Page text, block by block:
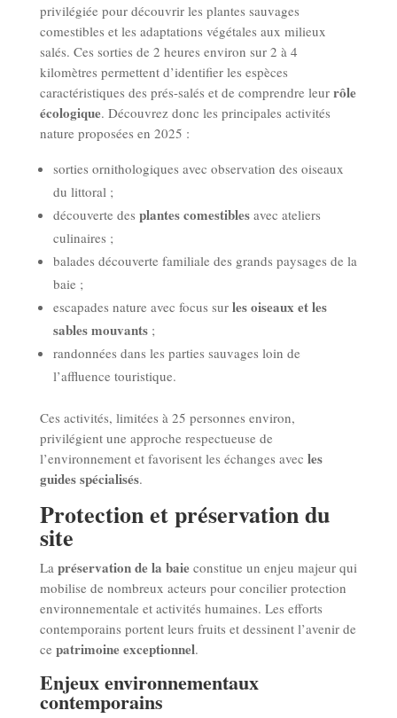
privilégiée pour découvrir les plantes sauvages
comestibles et les adaptations végétales aux milieux
salés. Ces sorties de 2 heures environ sur 2 à 4
kilomètres permettent d’identifier les espèces
caractéristiques des prés-salés et de comprendre leur rôle
écologique. Découvrez donc les principales activités
nature proposées en 2025 :
sorties ornithologiques avec observation des oiseaux
du littoral ;
découverte des plantes comestiblesavec ateliers
culinaires ;
balades découverte familiale des grands paysages de la
baie ;
escapades nature avec focus sur les oiseaux et les
sables mouvants;
randonnées dans les parties sauvages loin de
l’affluence touristique.
Ces activités, limitées à 25 personnes environ,
privilégient une approche respectueuse de
l’environnement et favorisent les échanges avec les
guides spécialisés.
Protection et préservation du
site
La préservation de la baie constitue un enjeu majeur qui
mobilise de nombreux acteurs pour concilier protection
environnementale et activités humaines. Les efforts
contemporains portent leurs fruits et dessinent l’avenir de
ce patrimoine exceptionnel.
Enjeux environnementaux
contemporains